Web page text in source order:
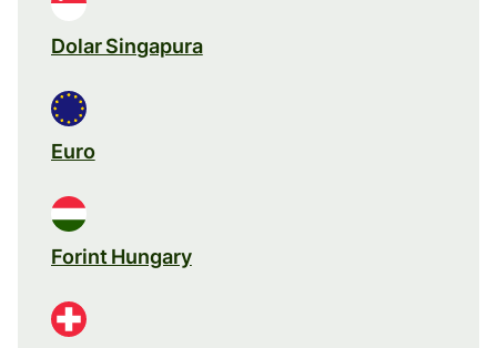
Dolar Singapura
Euro
Forint Hungary